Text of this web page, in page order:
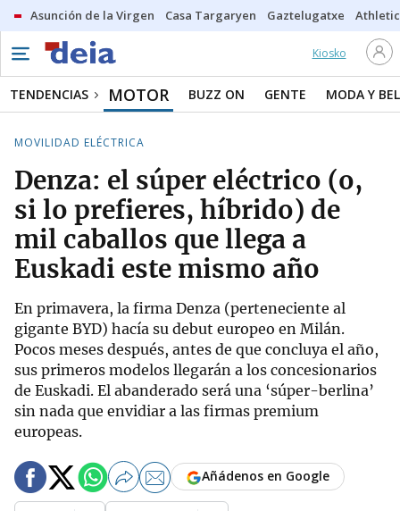
Asunción de la Virgen Casa Targaryen Gaztelugatxe Athletic
Kiosko
TENDENCIAS MOTOR BUZZ ON GENTE MODA Y
MOVILIDAD ELÉCTRICA
Denza: el súper eléctrico (o,
si lo prefieres, híbrido) de
mil caballos que llega a
Euskadi este mismo año
En primavera, la firma Denza (perteneciente al
gigante BYD) hacía su debut europeo en Milán.
Pocos meses después, antes de que concluya el año,
sus primeros modelos llegarán a los concesionarios
de Euskadi. El abanderado será una ‘súper-berlina’
sin nada que envidiar a las firmas premium
europeas.
Añádenos en Google